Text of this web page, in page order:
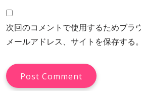
次回のコメントで使用するためブラ
メールアドレス、サイトを保存する。